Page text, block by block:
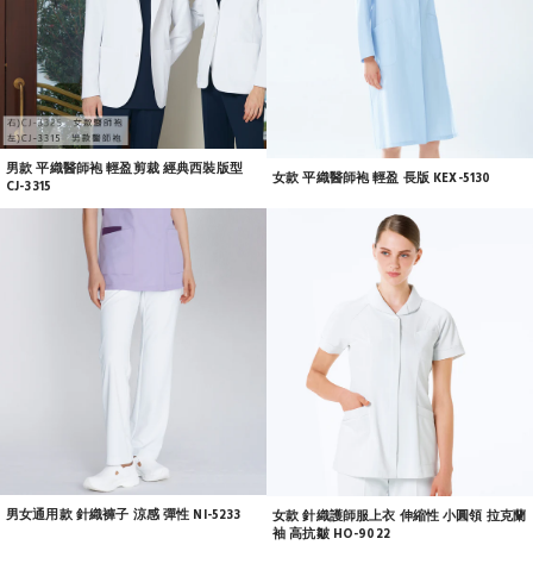
男款 平織醫師袍 輕盈剪裁 經典西裝版型
CJ-3315
女款 平織醫師袍 輕盈 長版 KEX-5130
男女通用款 針織褲子 涼感 彈性 NI-5233
女款 針織護師服上衣 伸縮性 小圓領 拉克蘭
袖 高抗皺 HO-9022